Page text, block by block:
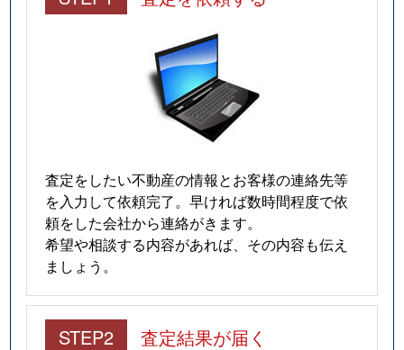
査定をしたい不動産の情報とお客様の連絡先等
を入力して依頼完了。早ければ数時間程度で依
頼をした会社から連絡がきます。
希望や相談する内容があれば、その内容も伝え
ましょう。
STEP2 査定結果が届く